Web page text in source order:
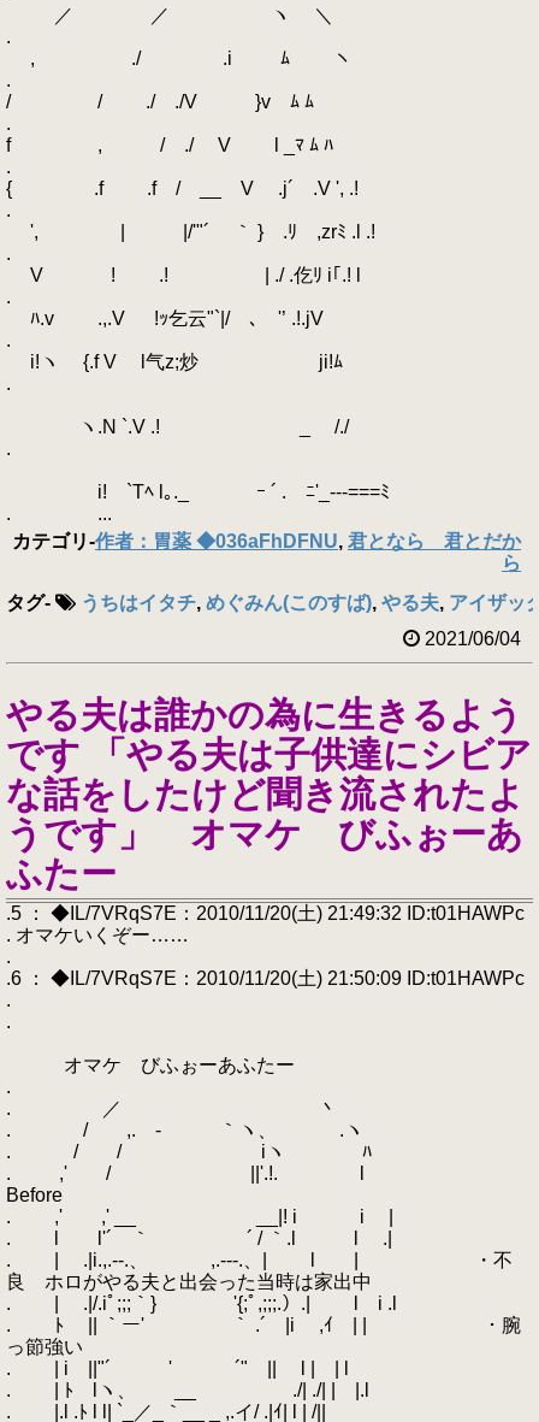
／ ／ ヽ ＼
.
, ./ .i ﾑ ヽ
.
/ / ./ ./V }v ﾑ ﾑ
.
f , / ./ V l _ﾏ ﾑ ﾊ
.
{ .f .f / __ V .j´ .V ', .!
.
', | |/'"´ ｀ } .ﾘ ,zrﾐ .l .!
.
V ! .! | ./ .仡ﾘ i｢.! l
.
ﾊ.v .,.V !ｯ乞云"`|/ ､ゞ'’ .!.jV
.
i!ヽ {.f V l气z;炒 ji!ﾑ
.
ヽ.N `.V .! _ /./
.
i! `Tﾍ l｡._ ｰ ´ .ゞﾆ'_‐--===ﾐ
. ...
カテゴリ-作者：胃薬 ◆036aFhDFNU, 君となら 君とだか
ら
タグ- うちはイタチ, めぐみん(このすば), やる夫, アイザッ
2021/06/04
やる夫は誰かの為に生きるよう
です 「やる夫は子供達にシビア
な話をしたけど聞き流されたよ
うです」 オマケ びふぉーあ
ふたー
.5 ： ◆IL/7VRqS7E：2010/11/20(土) 21:49:32 ID:t01HAWPc
. オマケいくぞー……
.
.6 ： ◆IL/7VRqS7E：2010/11/20(土) 21:50:09 ID:t01HAWPc
.
.
オマケ びふぉーあふたー
.
. ／ 丶
. / ,. - ｀ヽ、 .ヽ
. / / iヽ ﾊ
. ,' / ||'.!. l
Before
. ,' ,' __ __|! i i |
. l l'´ ｀ ´ / ｀.l l .|
. | .|i.,.--.、 ,.-‐‐.、| l | ・不
良 ホロがやる夫と出会った当時は家出中
. | .|/.iﾟ;;;｀} '{;ﾟ,;;;.）.| l i .l
. ﾄ || ｀ー' ｀ .´ |i ,ｲ | | ・腕
っ節強い
. | i ||"´ ' ´" || l | | l
. | ﾄ lヽ、 __ ./| ./| | |.l
. |.l .ﾄ l l| `_／_｀__ _ ,.イ/ .|ｲ| l | /||